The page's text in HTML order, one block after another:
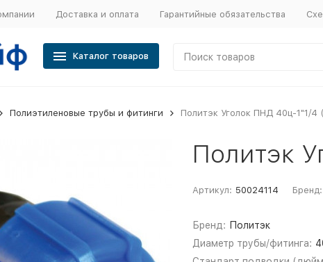
Доставка и оплата Гарантийные обязательства
Каталог товаров
Полиэтиленовые трубы и фитинги Политэк Уголок ПНД 40ц-1"1/4
Политэк
Артикул: 50024114 Бренд:
Бренд: Политэк
Диаметр трубы/фитинга: